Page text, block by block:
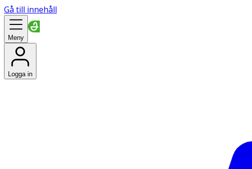
Gå till innehåll
Meny
Logga in